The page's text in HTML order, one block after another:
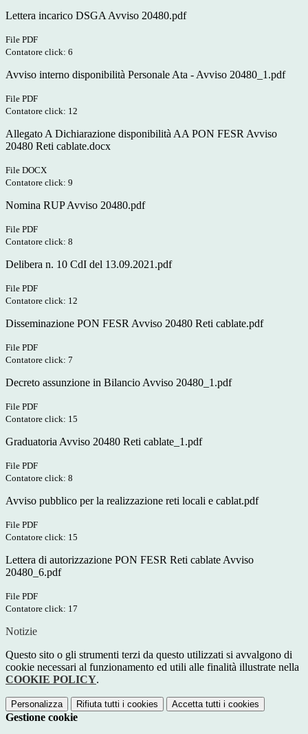
Lettera incarico DSGA Avviso 20480.pdf
File PDF
Contatore click: 6
Avviso interno disponibilità Personale Ata - Avviso 20480_1.pdf
File PDF
Contatore click: 12
Allegato A Dichiarazione disponibilità AA PON FESR Avviso
20480 Reti cablate.docx
File DOCX
Contatore click: 9
Nomina RUP Avviso 20480.pdf
File PDF
Contatore click: 8
Delibera n. 10 CdI del 13.09.2021.pdf
File PDF
Contatore click: 12
Disseminazione PON FESR Avviso 20480 Reti cablate.pdf
File PDF
Contatore click: 7
Decreto assunzione in Bilancio Avviso 20480_1.pdf
File PDF
Contatore click: 15
Graduatoria Avviso 20480 Reti cablate_1.pdf
File PDF
Contatore click: 8
Avviso pubblico per la realizzazione reti locali e cablat.pdf
File PDF
Contatore click: 15
Lettera di autorizzazione PON FESR Reti cablate Avviso
20480_6.pdf
File PDF
Contatore click: 17
Notizie
Questo sito o gli strumenti terzi da questo utilizzati si avvalgono di
cookie necessari al funzionamento ed utili alle finalità illustrate nella
COOKIE POLICY.
Personalizza Rifiuta tutti i cookies Accetta tutti i cookies
Gestione cookie